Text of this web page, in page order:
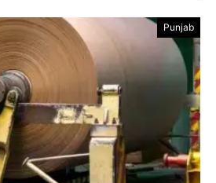
Punjab